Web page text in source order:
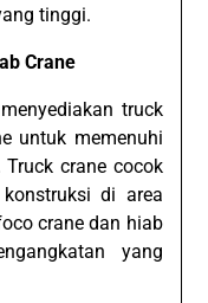
tinggi.
Crane
truck
untuk memenuhi
crane cocok
di area
crane dan hiab
yang